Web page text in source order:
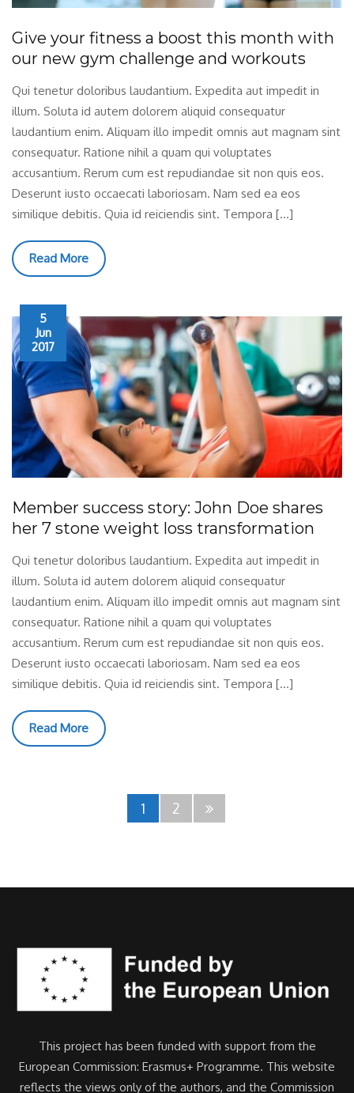
Give your fitness a boost this month with
our new gym challenge and workouts
Qui tenetur doloribus laudantium. Expedita aut impedit in
illum. Soluta id autem dolorem aliquid consequatur
laudantium enim. Aliquam illo impedit omnis aut magnam sint
consequatur. Ratione nihil a quam qui voluptates
accusantium. Rerum cum est repudiandae sit non quis eos.
Deserunt iusto occaecati laboriosam. Nam sed ea eos
similique debitis. Quia id reiciendis sint. Tempora […]
Read More
5
Jun
2017
Member success story: John Doe shares
her 7 stone weight loss transformation
Qui tenetur doloribus laudantium. Expedita aut impedit in
illum. Soluta id autem dolorem aliquid consequatur
laudantium enim. Aliquam illo impedit omnis aut magnam sint
consequatur. Ratione nihil a quam qui voluptates
accusantium. Rerum cum est repudiandae sit non quis eos.
Deserunt iusto occaecati laboriosam. Nam sed ea eos
similique debitis. Quia id reiciendis sint. Tempora […]
Read More
1 2
This project has been funded with support from the
European Commission: Erasmus+ Programme. This website
reflects the views only of the authors, and the Commission